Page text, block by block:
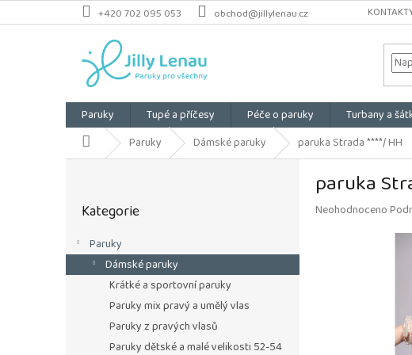
Přejít
na
+420 702 095 053 obchod@jillylenau.cz
Paruky Tupé a příčesy Péče o paruky Turbany a
Domů Paruky Dámské paruky paruka Strada ****/ HH
P
a
n
kategorie
Kategorie
Paruky
Dámské paruky
Krátké a sportovní paruky
Paruky mix pravý a umělý vlas
Paruky z pravých vlasů
Paruky dětské a malé velikosti 52-54
paruka
Průměrné
Neohodnoceno